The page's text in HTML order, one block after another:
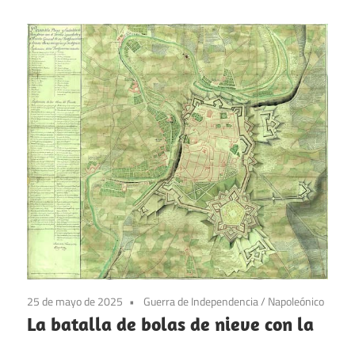
25 de mayo de 2025 Guerra de Independencia/ Napoleónico
La batalla de bolas de nieve con la